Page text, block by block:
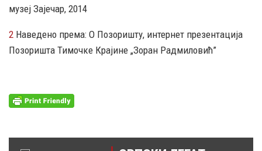
музеј Зајечар, 2014
2 Наведено према: О Позоришту, интернет презентација
Позоришта Тимочке Крајине „Зоран Радмиловић”